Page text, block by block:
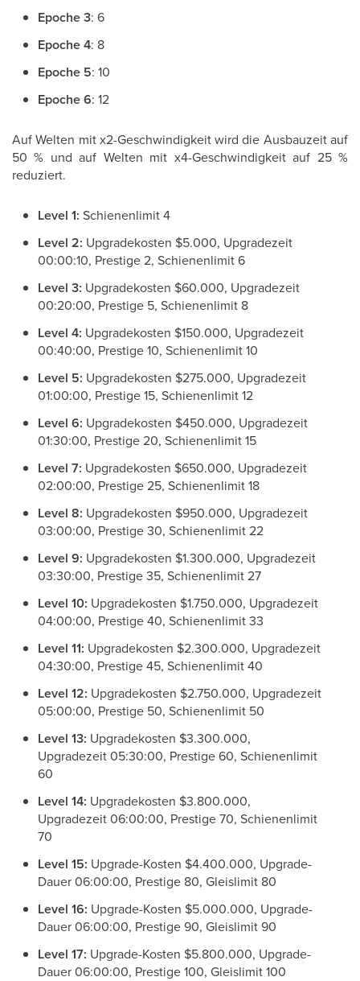
Epoche 3: 6
Epoche 4: 8
Epoche 5: 10
Epoche 6: 12
Auf Welten mit x2-Geschwindigkeit wird die Ausbauzeit auf
50 % und auf Welten mit x4-Geschwindigkeit auf 25 %
reduziert.
Level 1: Schienenlimit 4
Level 2: Upgradekosten $5.000, Upgradezeit
00:00:10, Prestige 2, Schienenlimit 6
Level 3: Upgradekosten $60.000, Upgradezeit
00:20:00, Prestige 5, Schienenlimit 8
Level 4: Upgradekosten $150.000, Upgradezeit
00:40:00, Prestige 10, Schienenlimit 10
Level 5: Upgradekosten $275.000, Upgradezeit
01:00:00, Prestige 15, Schienenlimit 12
Level 6: Upgradekosten $450.000, Upgradezeit
01:30:00, Prestige 20, Schienenlimit 15
Level 7: Upgradekosten $650.000, Upgradezeit
02:00:00, Prestige 25, Schienenlimit 18
Level 8: Upgradekosten $950.000, Upgradezeit
03:00:00, Prestige 30, Schienenlimit 22
Level 9: Upgradekosten $1.300.000, Upgradezeit
03:30:00, Prestige 35, Schienenlimit 27
Level 10: Upgradekosten $1.750.000, Upgradezeit
04:00:00, Prestige 40, Schienenlimit 33
Level 11: Upgradekosten $2.300.000, Upgradezeit
04:30:00, Prestige 45, Schienenlimit 40
Level 12: Upgradekosten $2.750.000, Upgradezeit
05:00:00, Prestige 50, Schienenlimit 50
Level 13: Upgradekosten $3.300.000,
Upgradezeit 05:30:00, Prestige 60, Schienenlimit
60
Level 14: Upgradekosten $3.800.000,
Upgradezeit 06:00:00, Prestige 70, Schienenlimit
70
Level 15: Upgrade-Kosten $4.400.000, Upgrade-
Dauer 06:00:00, Prestige 80, Gleislimit 80
Level 16: Upgrade-Kosten $5.000.000, Upgrade-
Dauer 06:00:00, Prestige 90, Gleislimit 90
Level 17: Upgrade-Kosten $5.800.000, Upgrade-
Dauer 06:00:00, Prestige 100, Gleislimit 100